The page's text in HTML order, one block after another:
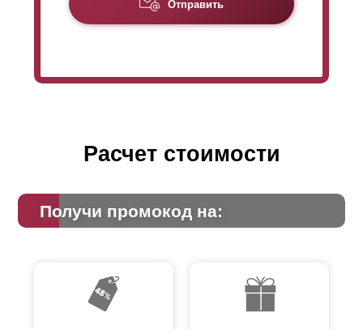
двора. Но есть ситуации, когда требуется уменьшить
обзор с улицы. Тогда уже нуженнахлёст.
Отправить
Расчет стоимости
Получи промокод на: